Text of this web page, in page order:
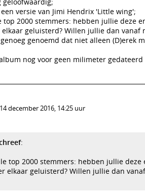
versie van Jimi Hendrix 'Little wing';
top 2000 stemmers: hebben jullie deze
geluisterd? Willen jullie dan vanaf
genoemd dat niet alleen (D)erek
nog voor geen milimeter gedateerd
14 december 2016, 14:25 uur
:
top 2000 stemmers: hebben jullie
elkaar geluisterd? Willen jullie dan